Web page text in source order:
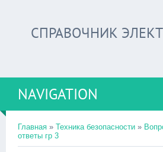
СПРАВОЧНИК
NAVIGATION
Главная » Техника безопасности »
ответы гр 3